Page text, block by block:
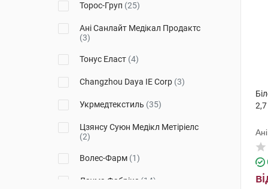
301
1002
9905(2)
1001(2)
Торос-Груп (25)
Ані Санлайт Медікал Продактс
(3)
Тонус Еласт (4)
Changzhou Daya IE Corp (3)
Укрмедтекстиль (35)
Цзянсу Суюн Медікл Метіріелс
(2)
Волес-Фарм (1)
Лаума Фабрікс (14)